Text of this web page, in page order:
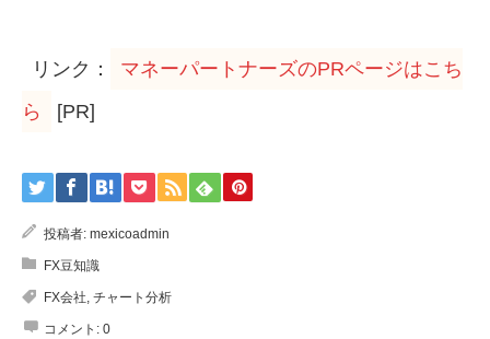
リンク：
マネーパートナーズのPRページはこち
ら
[PR]
投稿者: mexicoadmin
FX豆知識
FX会社, チャート分析
コメント: 0